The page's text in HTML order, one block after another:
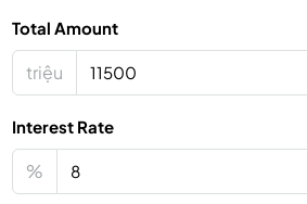
Total Amount
triệu
Interest Rate
%